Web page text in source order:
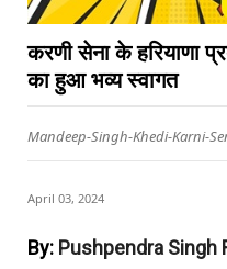
करणी सेना के हरियाणा
का हुआ भव्य स्वागत
Mandeep-Singh-Khedi-Karni-
April 03, 2024
By: Pushpendra Singh